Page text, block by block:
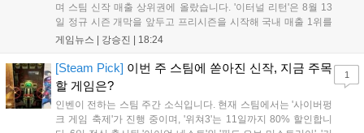
며 스팀 신작 매출 상위권에 올랐습니다. '이터널 리턴'은 8월 13
일 정규 시즌 개막을 앞두고 프리시즌을 시작해 국내 매출 1위를
기록했습니다. 25주년을 맞은 '고스트 리콘' 시리즈는 8월 6일 쇼
'마블 투혼: 파이팅 소울즈'와 레트로 수리 시뮬레이션 '리스토
리'도 스팀에 정식 출시되었습니다....
게임뉴스 | 강승진 18:24
[Steam Pick] 이번 주 스팀에 쏟아진 신작, 지금 주목
할 게임은?
인벤이 전하는 스팀 주간 소식입니다. 현재 스팀에서는 '사이버펑
크 게임 축제'가 진행 중이며, '위쳐3'는 11일까지 80% 할인합니
1